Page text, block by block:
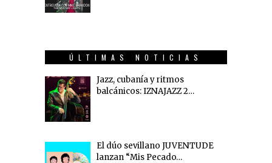
ÚLTIMAS NOTICIAS
Jazz, cubanía y ritmos
balcánicos: IZNAJAZZ 2…
El dúo sevillano JUVENTUDE
lanzan “Mis Pecado…